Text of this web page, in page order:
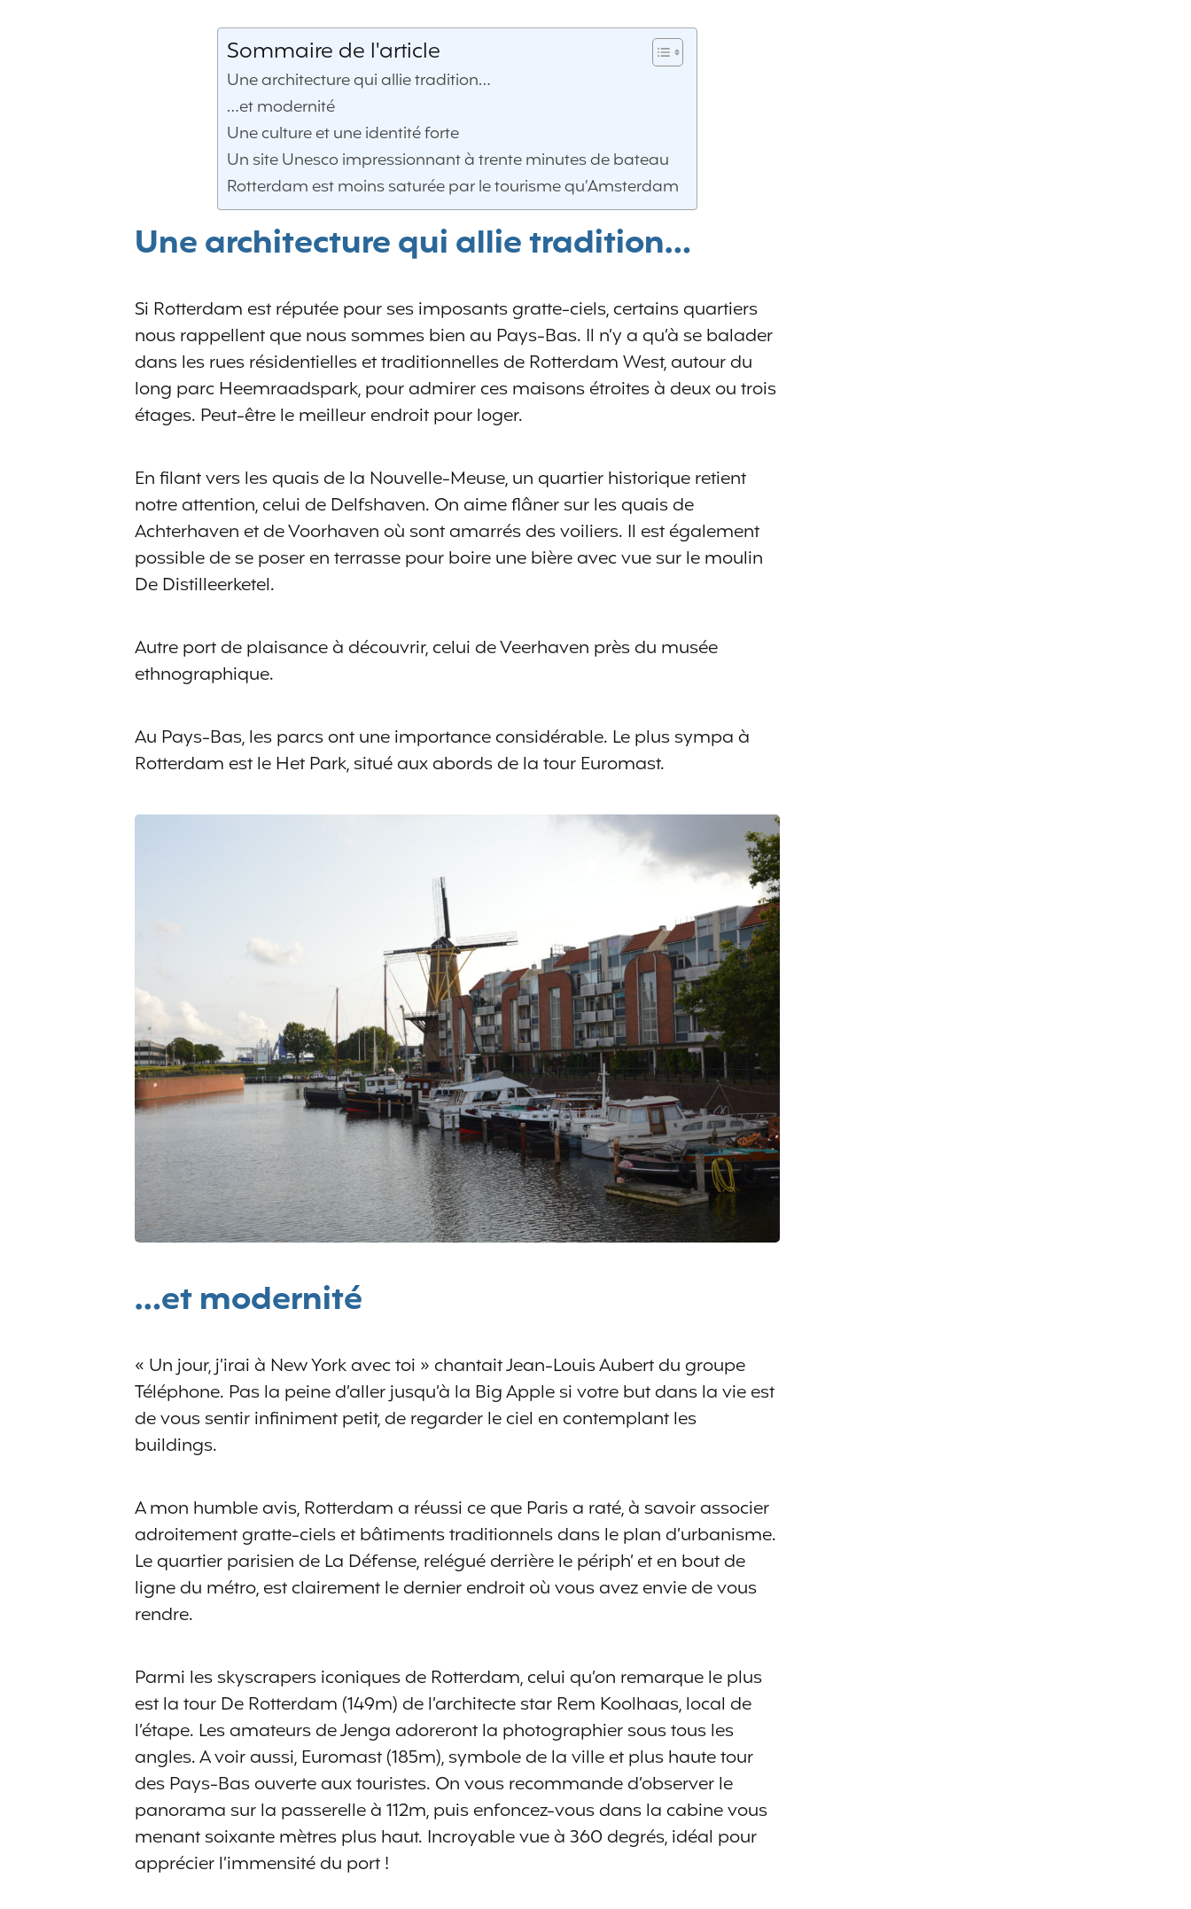
Sommaire de l'article
Une architecture qui allie tradition…
…et modernité
Une culture et une identité forte
Un site Unesco impressionnant à trente minutes de bateau
Rotterdam est moins saturée par le tourisme qu’Amsterdam
Une architecture qui allie tradition…
Si Rotterdam est réputée pour ses imposants gratte-ciels, certains quartiers
nous rappellent que nous sommes bien au Pays-Bas. Il n’y a qu’à se balader
dans les rues résidentielles et traditionnelles de Rotterdam West, autour du
long parc Heemraadspark, pour admirer ces maisons étroites à deux ou trois
étages. Peut-être le meilleur endroit pour loger.
En filant vers les quais de la Nouvelle-Meuse, un quartier historique retient
notre attention, celui de Delfshaven. On aime flâner sur les quais de
Achterhaven et de Voorhaven où sont amarrés des voiliers. Il est également
possible de se poser en terrasse pour boire une bière avec vue sur le moulin
De Distilleerketel.
Autre port de plaisance à découvrir, celui de Veerhaven près du musée
ethnographique.
Au Pays-Bas, les parcs ont une importance considérable. Le plus sympa à
Rotterdam est le Het Park, situé aux abords de la tour Euromast.
…et modernité
« Un jour, j’irai à New York avec toi » chantait Jean-Louis Aubert du groupe
Téléphone. Pas la peine d’aller jusqu’à la Big Apple si votre but dans la vie est
de vous sentir infiniment petit, de regarder le ciel en contemplant les
buildings.
A mon humble avis, Rotterdam a réussi ce que Paris a raté, à savoir associer
adroitement gratte-ciels et bâtiments traditionnels dans le plan d’urbanisme.
Le quartier parisien de La Défense, relégué derrière le périph’ et en bout de
ligne du métro, est clairement le dernier endroit où vous avez envie de vous
rendre.
Parmi les skyscrapers iconiques de Rotterdam, celui qu’on remarque le plus
est la tour De Rotterdam (149m) de l’architecte star Rem Koolhaas, local de
l’étape. Les amateurs de Jenga adoreront la photographier sous tous les
angles. A voir aussi, Euromast (185m), symbole de la ville et plus haute tour
des Pays-Bas ouverte aux touristes. On vous recommande d’observer le
panorama sur la passerelle à 112m, puis enfoncez-vous dans la cabine vous
menant soixante mètres plus haut. Incroyable vue à 360 degrés, idéal pour
apprécier l’immensité du port !